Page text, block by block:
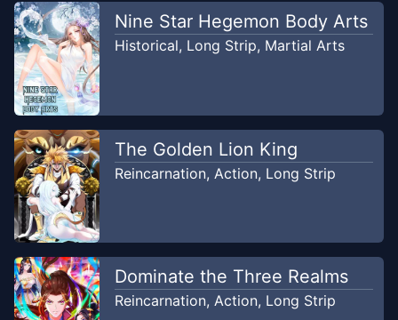
Chapter3
MasterKomik
Oct 9, 2020
Chapter2
MasterKomik
Chapter1
MasterKomik
Oct 9, 2020
Chapter0
MasterKomik
Chapter0
Prologue
Baca Manhua
Oct 6, 2020
Nine Star Hegemon Body Arts
Historical, Long Strip, Martial Arts
The Golden Lion King
Reincarnation, Action, Long Strip
Dominate the Three Realms
Reincarnation, Action, Long Strip